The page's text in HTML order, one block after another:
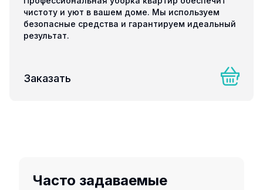
чистоту и уют в вашем доме. Мы используем
безопасные средства и гарантируем идеальный
результат.
Заказать
Часто задаваемые